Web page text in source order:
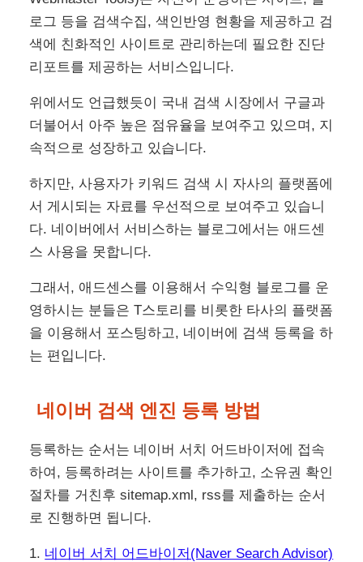
로그 등을 검색수집, 색인반영 현황을 제공하고 검
색에 친화적인 사이트로 관리하는데 필요한 진단
리포트를 제공하는 서비스입니다.
위에서도 언급했듯이 국내 검색 시장에서 구글과
더불어서 아주 높은 점유율을 보여주고 있으며, 지
속적으로 성장하고 있습니다.
하지만, 사용자가 키워드 검색 시 자사의 플랫폼에
서 게시되는 자료를 우선적으로 보여주고 있습니
다. 네이버에서 서비스하는 블로그에서는 애드센
스 사용을 못합니다.
그래서, 애드센스를 이용해서 수익형 블로그를 운
영하시는 분들은 T스토리를 비롯한 타사의 플랫폼
을 이용해서 포스팅하고, 네이버에 검색 등록을 하
는 편입니다.
네이버 검색 엔진 등록 방법
등록하는 순서는 네이버 서치 어드바이저에 접속
하여, 등록하려는 사이트를 추가하고, 소유권 확인
절차를 거친후 sitemap.xml, rss를 제출하는 순서
로 진행하면 됩니다.
1. 네이버 서치 어드바이저(Naver Search Advisor)